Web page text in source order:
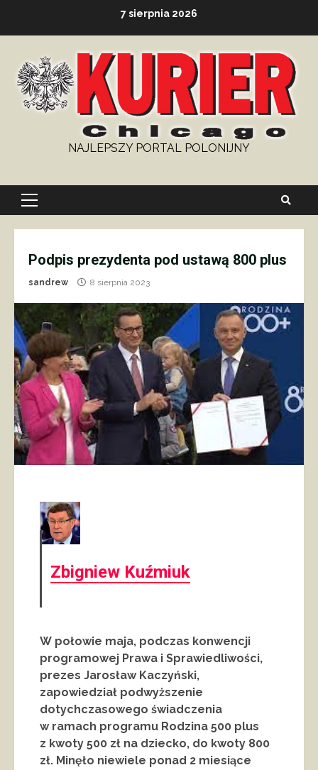
7 sierpnia 2026
NAJLEPSZY PORTAL POLONIJNY
Primary
Podpis prezydenta pod ustawą 800 plus
sandrew 8 sierpnia 2023
Zbigniew Kuźmiuk
W połowie maja, podczas konwencji
programowej Prawa i Sprawiedliwości,
prezes Jarosław Kaczyński,
zapowiedział podwyższenie
dotychczasowego świadczenia
w ramach programu Rodzina 500 plus
z kwoty 500 zł na dziecko, do kwoty 800
zł. Minęło niewiele ponad 2 miesiące